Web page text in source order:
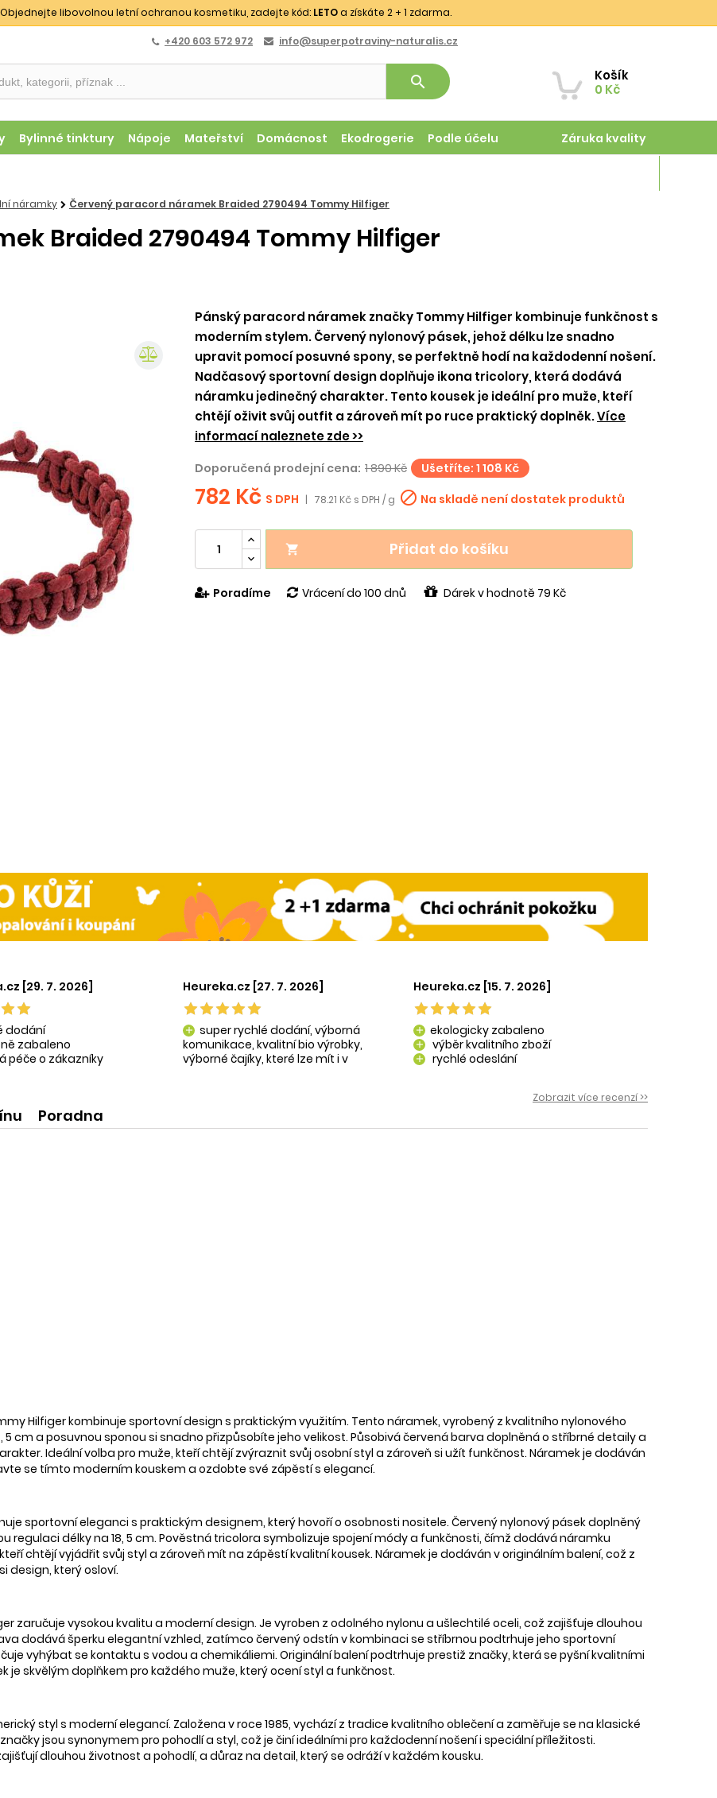
libovolnou letní ochranou kosmetiku, zadejte kód: LETOa získáte 2 + 1 zdarma.
+420 603 572 972 info@superpotraviny-naturalis.cz
Košík
0 Kč
search
Bylinné tinktury Nápoje Mateřství Domácnost Ekodrogerie Podle účelu Záruka kvality
náramky Červený paracord náramek Braided 2790494 Tommy Hilfiger
Braided 2790494 Tommy Hilfiger
Pánský paracord náramek značky Tommy Hilfiger kombinuje funkčnost s
moderním stylem. Červený nylonový pásek, jehož délku lze snadno
upravit pomocí posuvné spony, se perfektně hodí na každodenní nošení.
Nadčasový sportovní design doplňuje ikona tricolory, která dodává
náramku jedinečný charakter. Tento kousek je ideální pro muže, kteří
chtějí oživit svůj outfit a zároveň mít po ruce praktický doplněk.Více
informací naleznete zde >>
Doporučená prodejní cena: 1 890 Kč Ušetříte: 1 108 Kč
782 Kč S DPH | 78.21 Kč s DPH / g  Na skladě není dostatek produktů
 Přidat do košíku
Poradíme Vrácení do 100 dnů Dárek v hodnotě 79 Kč
[29. 7. 2026]
dodání
zabaleno
péče o zákazníky
Heureka.cz [27. 7. 2026]
add super rychlé dodání, výborná
komunikace, kvalitní bio výrobky,
výborné čajíky, které lze mít i v
Heureka.cz [15. 7. 2026]
add ekologicky zabaleno
add výběr kvalitního zboží
add rychlé odeslání
Zobrazit více recenzí >>
Poradna
Hilfiger kombinuje sportovní design s praktickým využitím. Tento náramek, vyrobený z kvalitního nylonového
5 cm a posuvnou sponou si snadno přizpůsobíte jeho velikost. Působivá červená barva doplněná o stříbrné detaily a
Ideální volba pro muže, kteří chtějí zvýraznit svůj osobní styl a zároveň si užít funkčnost. Náramek je dodáván
se tímto moderním kouskem a ozdobte své zápěstí s elegancí.
sportovní eleganci s praktickým designem, který hovoří o osobnosti nositele. Červený nylonový pásek doplněný
regulaci délky na 18, 5 cm. Pověstná tricolora symbolizuje spojení módy a funkčnosti, čímž dodává náramku
chtějí vyjádřit svůj styl a zároveň mít na zápěstí kvalitní kousek. Náramek je dodáván v originálním balení, což z
design, který osloví.
zaručuje vysokou kvalitu a moderní design. Je vyroben z odolného nylonu a ušlechtilé oceli, což zajišťuje dlouhou
dodává šperku elegantní vzhled, zatímco červený odstín v kombinaci se stříbrnou podtrhuje jeho sportovní
vyhýbat se kontaktu s vodou a chemikáliemi. Originální balení podtrhuje prestiž značky, která se pyšní kvalitními
skvělým doplňkem pro každého muže, který ocení styl a funkčnost.
styl s moderní elegancí. Založena v roce 1985, vychází z tradice kvalitního oblečení a zaměřuje se na klasické
jsou synonymem pro pohodlí a styl, což je činí ideálními pro každodenní nošení i speciální příležitosti.
dlouhou životnost a pohodlí, a důraz na detail, který se odráží v každém kousku.